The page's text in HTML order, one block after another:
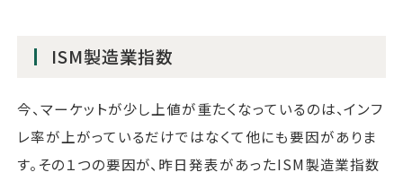
ISM製造業指数
今、マーケットが少し上値が重たくなっているのは、インフ
レ率が上がっているだけではなくて他にも要因がありま
す。その１つの要因が、昨日発表があったISM製造業指数